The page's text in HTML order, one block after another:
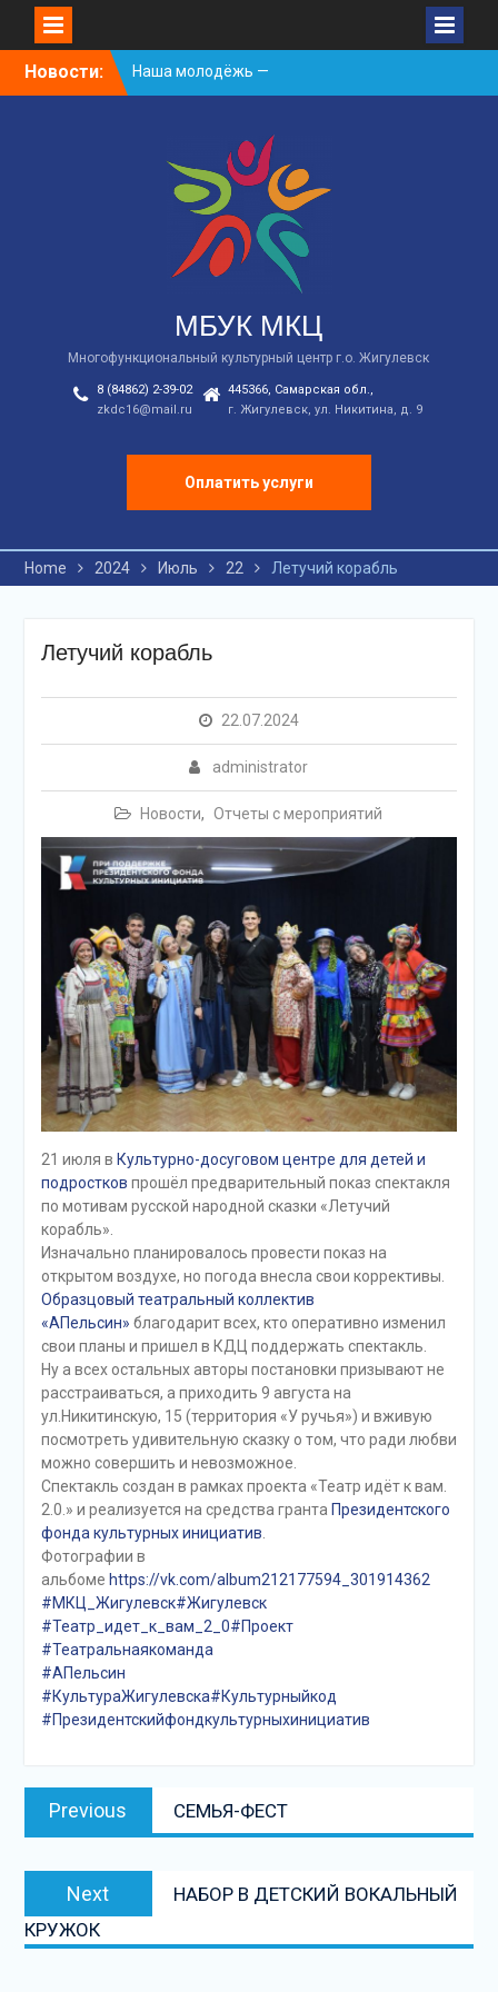
SkipНовости:
Наша молодёжь —
гордость Жигулёвска!
Встречаем новый
творческий сезон
2026/2027 в КДЦ!
МБУК МКЦ
Многофункциональный культурный центр г.о. Жигулевск
8 (84862) 2-39-02
zkdc16@mail.ru
445366, Самарская обл.,
г. Жигулевск, ул. Никитина, д. 9
Оплатить услуги
Home 2024 Июль 22 Летучий корабль
Летучий корабль
22.07.2024
administrator
Новости, Отчеты с мероприятий
21 июля в Культурно-досуговом центре для детей и
подростков прошёл предварительный показ спектакля
по мотивам русской народной сказки «Летучий
корабль».
Изначально планировалось провести показ на
открытом воздухе, но погода внесла свои коррективы.
Образцовый театральный коллектив
«АПельсин» благодарит всех, кто оперативно изменил
свои планы и пришел в КДЦ поддержать спектакль.
Ну а всех остальных авторы постановки призывают не
расстраиваться, а приходить 9 августа на
ул.Никитинскую, 15 (территория «У ручья») и вживую
посмотреть удивительную сказку о том, что ради любви
можно совершить и невозможное.
Спектакль создан в рамках проекта «Театр идёт к вам.
2.0.» и реализуется на средства гранта Президентского
фонда культурных инициатив
Фотографии в
альбоме https://vk.com/album212177594_301914362
#МКЦ_Жигулевск#Жигулевск
#Театр_идет_к_вам_2_0#Проект
#Театральнаякоманда
#АПельсин
#КультураЖигулевска#Культурныйкод
#Президентскийфондкультурныхинициатив
Навигация
поPrevious
Previous
post:
СЕМЬЯ-ФЕСТ
Next
Next
post:
НАБОР В ДЕТСКИЙ ВОКАЛЬНЫЙ
КРУЖОК